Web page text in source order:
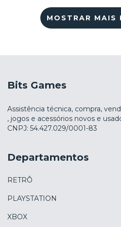
MOSTRAR MAIS
Bits Games
Assistência técnica, compra,
, jogos e acessórios novos e
CNPJ: 54.427.029/0001-83
Departamentos
RETRÔ
PLAYSTATION
XBOX